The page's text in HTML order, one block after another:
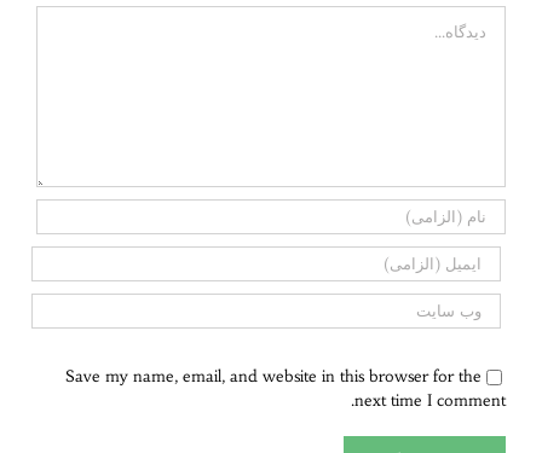
Save my name, email, and website in this browser for the
next time I comment.